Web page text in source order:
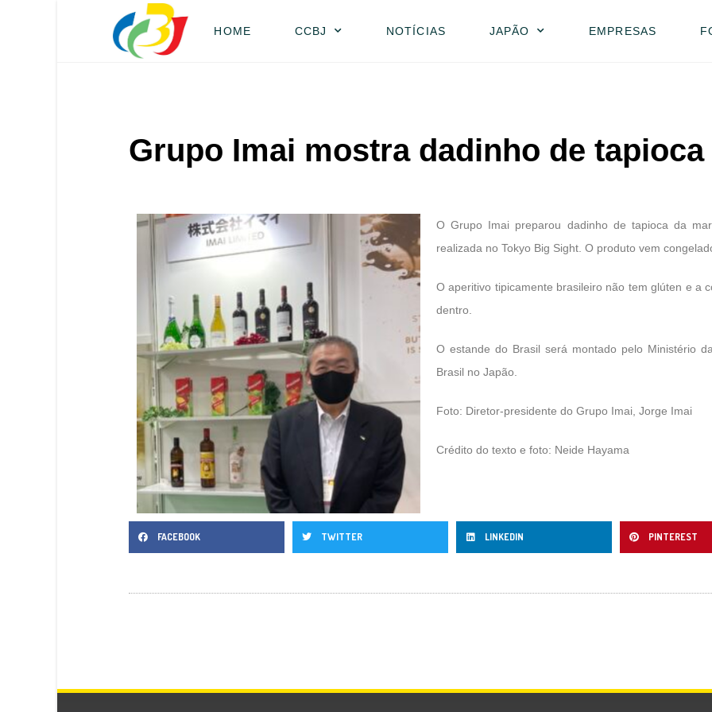
HOME CCBJ NOTÍCIAS JAPÃO EMPRESAS
Grupo Imai mostra dadinho de
O Grupo Imai preparou dadinho de tapioca da
realizada no Tokyo Big Sight. O produto vem
O aperitivo tipicamente brasileiro não tem glúten e a
dentro.
O estande do Brasil será montado pelo Ministério
Brasil no Japão.
Foto: Diretor-presidente do Grupo Imai, Jorge Imai
Crédito do texto e foto: Neide Hayama
FACEBOOK TWITTER LINKEDIN PINTEREST